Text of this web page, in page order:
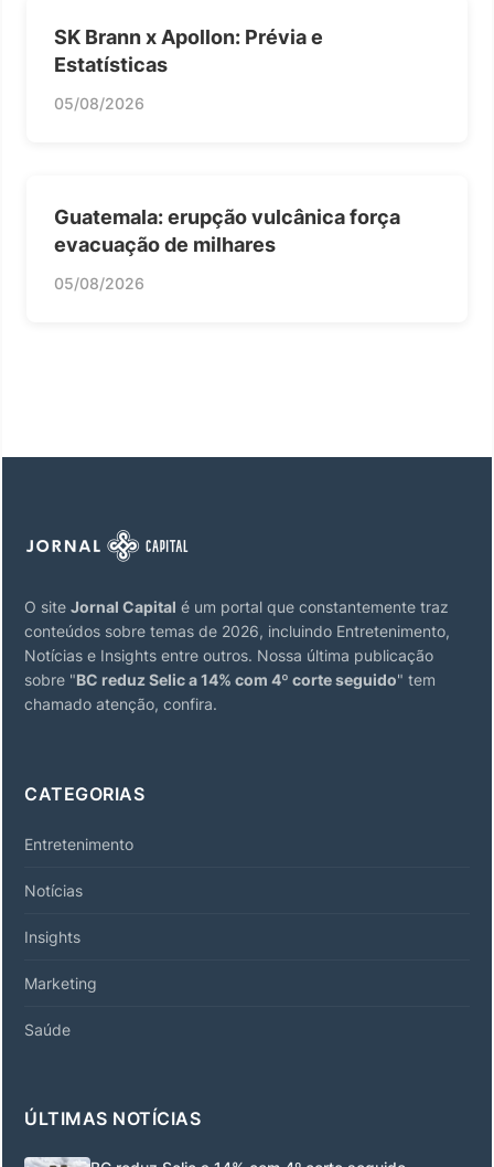
SK Brann x Apollon: Prévia e
Estatísticas
05/08/2026
Guatemala: erupção vulcânica força
evacuação de milhares
05/08/2026
O site Jornal Capital é um portal que constantemente traz
conteúdos sobre temas de 2026, incluindo Entretenimento,
Notícias e Insights entre outros. Nossa última publicação
sobre "BC reduz Selic a 14% com 4º corte seguido" tem
chamado atenção, confira.
CATEGORIAS
Entretenimento
Notícias
Insights
Marketing
Saúde
ÚLTIMAS NOTÍCIAS